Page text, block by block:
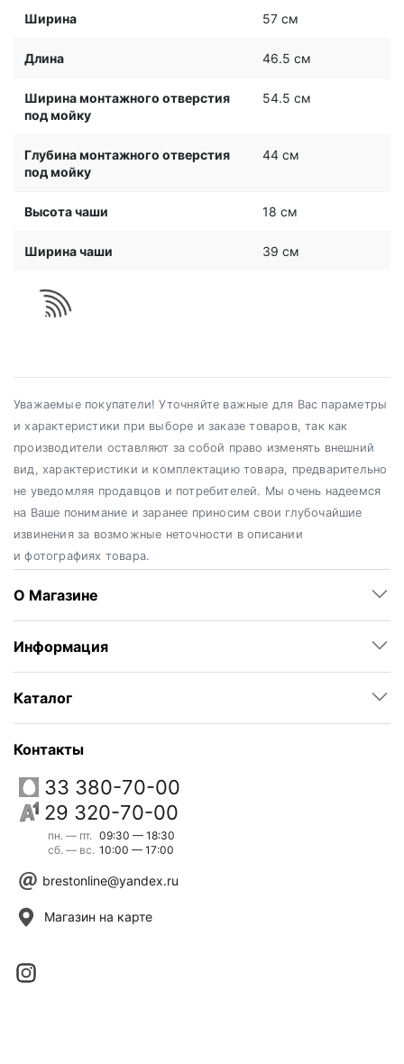
Ширина 57 см
Длина 46.5 см
Ширина монтажного отверстия
под мойку
54.5 см
Глубина монтажного отверстия
под мойку
44 см
Высота чаши 18 см
Ширина чаши 39 см
Уважаемые покупатели! Уточняйте важные для Вас параметры
и характеристики при выборе и заказе товаров, так как
производители оставляют за собой право изменять внешний
вид, характеристики и комплектацию товара, предварительно
не уведомляя продавцов и потребителей. Мы очень надеемся
на Ваше понимание и заранее приносим свои глубочайшие
извинения за возможные неточности в описании
и фотографиях товара.
О Магазине
Информация
Каталог
Контакты
33 380-70-00
29 320-70-00
пн. — пт.
сб. — вс.
09:30 — 18:30
10:00 — 17:00
brestonline@yandex.ru
Магазин на карте